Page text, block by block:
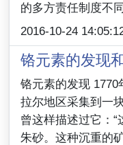
的多方责任制度不
2016-10-24
铬元素的发现
铬元素的发现
拉尔地区采集到一
曾这样描述过它：
朱砂。这种沉重的